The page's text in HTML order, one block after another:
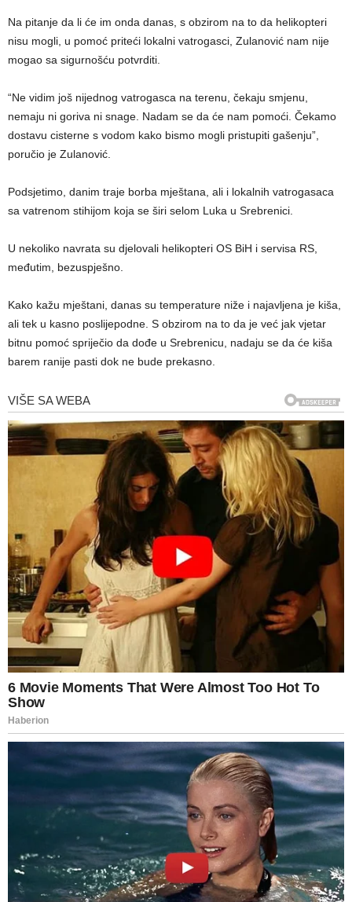
Na pitanje da li će im onda danas, s obzirom na to da helikopteri
nisu mogli, u pomoć priteći lokalni vatrogasci, Zulanović nam nije
mogao sa sigurnošću potvrditi.
“Ne vidim još nijednog vatrogasca na terenu, čekaju smjenu,
nemaju ni goriva ni snage. Nadam se da će nam pomoći. Čekamo
dostavu cisterne s vodom kako bismo mogli pristupiti gašenju”,
poručio je Zulanović.
Podsjetimo, danim traje borba mještana, ali i lokalnih vatrogasaca
sa vatrenom stihijom koja se širi selom Luka u Srebrenici.
U nekoliko navrata su djelovali helikopteri OS BiH i servisa RS,
međutim, bezuspješno.
Kako kažu mještani, danas su temperature niže i najavljena je kiša,
ali tek u kasno poslijepodne. S obzirom na to da je već jak vjetar
bitnu pomoć spriječio da dođe u Srebrenicu, nadaju se da će kiša
barem ranije pasti dok ne bude prekasno.